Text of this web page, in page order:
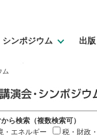
シンポジウム 出
ム
ら検索（複数検索可）
・エネルギー
税・財政